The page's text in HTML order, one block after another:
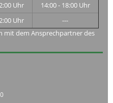
Uhr
14:00 - 18:00 Uhr
Uhr
---
mit dem Ansprechpartner des